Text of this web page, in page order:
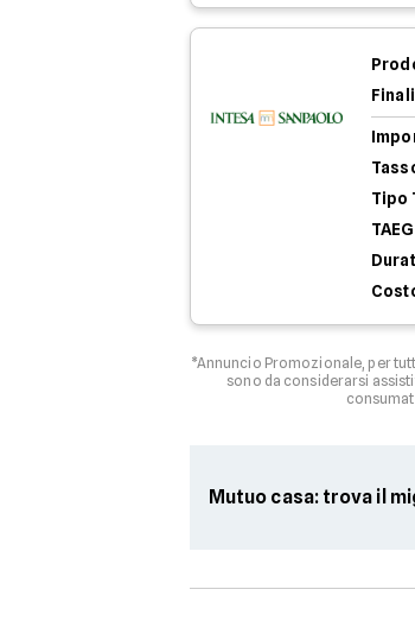
Tipo
TAEG
*Annuncio Promozionale, per
sono da considerarsi
Mutuo casa: trova il